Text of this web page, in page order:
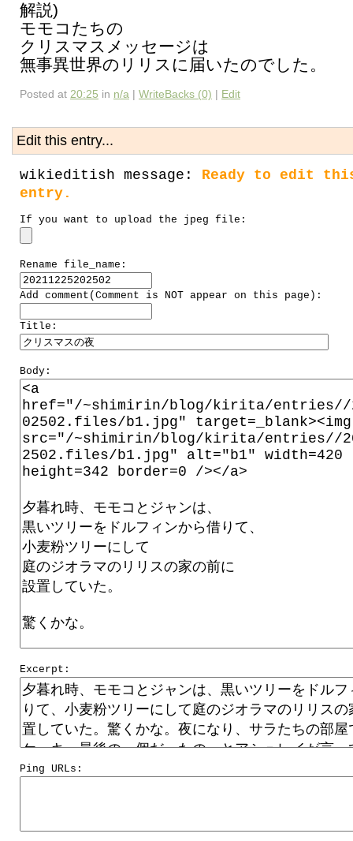
解説)
モモコたちの
クリスマスメッセージは
無事異世界のリリスに届いたのでした。
Posted at 20:25 in n/a WriteBacks (0) Edit
Edit this entry...
wikieditish message: Ready to edit
entry.
If you want to upload the jpeg file:
Rename file_name:
Add comment(Comment is NOT appear on this page):
Title:
Body:
Excerpt:
Ping URLs: